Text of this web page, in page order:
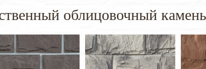
облицовочный камень